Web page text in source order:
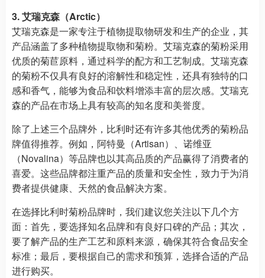
3. 艾瑞克森（Arctic）
艾瑞克森是一家专注于植物提取物研发和生产的企业，其
产品涵盖了多种植物提取物和菊粉。艾瑞克森的菊粉采用
优质的菊苣原料，通过科学的配方和工艺制成。艾瑞克森
的菊粉不仅具有良好的溶解性和稳定性，还具有独特的口
感和香气，能够为食品和饮料增添丰富的层次感。艾瑞克
森的产品在市场上具有较高的知名度和美誉度。
除了上述三个品牌外，比利时还有许多其他优秀的菊粉品
牌值得推荐。例如，阿特曼（Artisan）、诺维亚
（Novalina）等品牌也以其高品质的产品赢得了消费者的
喜爱。这些品牌都注重产品的质量和安全性，致力于为消
费者提供健康、天然的食品解决方案。
在选择比利时菊粉品牌时，我们建议您关注以下几个方
面：首先，要选择知名品牌和有良好口碑的产品；其次，
要了解产品的生产工艺和原料来源，确保其符合食品安全
标准；最后，要根据自己的需求和预算，选择合适的产品
进行购买。